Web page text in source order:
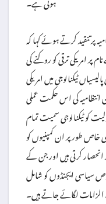
پر تنقید کرتے ہوئے کہا کہ
امریکی ترقی کو روکنے کی
ٹیکنالوجی میں امریکی
انتظامیہ کی اس حکمت عملی
کو ٹیکنالوجی سمیت تمام
خاص طور پر ان کمپنیوں کو
انحصار کرتی ہیں اور جن کے
سیاسی ایجنڈوں کو شامل
لگائے جاتے ہیں۔